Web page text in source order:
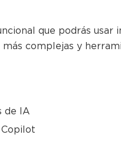
que podrás usar
complejas y
de IA